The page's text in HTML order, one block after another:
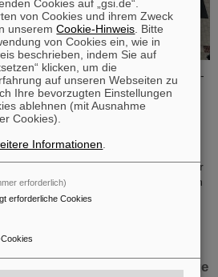
FAIR-Superfragmentseparators Super-
Magnet, ist auf das FAIR-
einem Multiplett handelt es sich um
Magnettypen (Quadrupol,
die in einem gemeinsamen
Kryostat untergebracht sind. Der
fünf Meter langen, zweieinhalb Meter
Komponente mit einem Gewicht von
mit der HITRAP-Abbremsanlage
Cookies auf „gsi.de“.
von Cookies und ihrem Zweck
unseremCookie-Hinweis . Bitte
von Cookies ein, wie in
beschrieben, indem Sie auf
klicken, um die
auf unseren Webseiten zu
Ihre bevorzugten Einstellungen
ablehnen (mit Ausnahme
Cookies).
Informationen
erforderlich)
erforderliche Cookies